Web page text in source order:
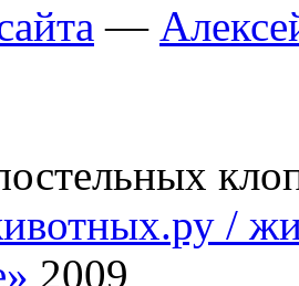
—
/
2009